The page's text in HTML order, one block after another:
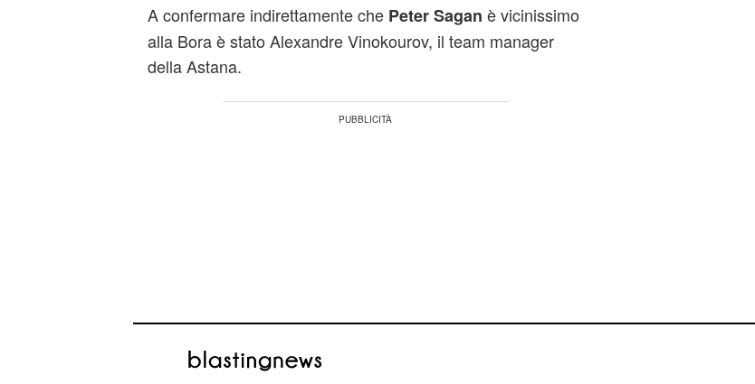
A confermare indirettamente che Peter Sagan è vicinissimo
alla Bora è stato Alexandre Vinokourov, il team manager
della Astana.